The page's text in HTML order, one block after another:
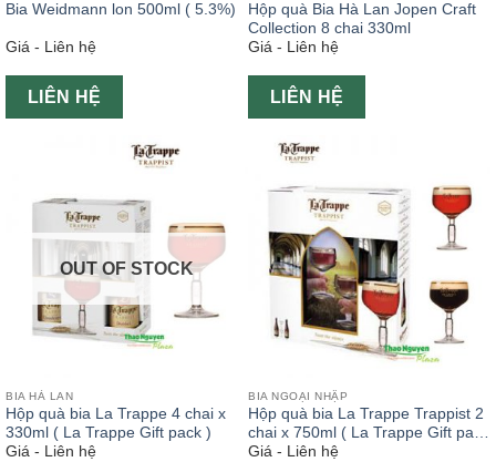
Bia Weidmann lon 500ml ( 5.3%)
Giá - Liên hệ
LIÊN HỆ
Hộp quà Bia Hà Lan Jopen Craft
Collection 8 chai 330ml
Giá - Liên hệ
LIÊN HỆ
OUT OF STOCK
BIA HÀ LAN
Hộp quà bia La Trappe 4 chai x
330ml ( La Trappe Gift pack )
Giá - Liên hệ
BIA NGOẠI NHẬP
Hộp quà bia La Trappe Trappist 2
chai x 750ml ( La Trappe Gift pack
)
Giá - Liên hệ